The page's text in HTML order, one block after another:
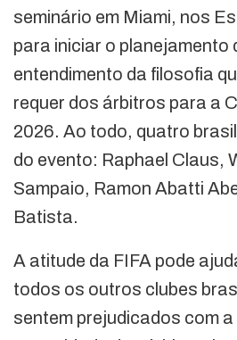
seminário em Miami, nos
para iniciar o planejamento
entendimento da filosofia
requer dos árbitros para a
2026. Ao todo, quatro
do evento: Raphael Claus,
Sampaio, Ramon Abatti
Batista.
A atitude da FIFA pode
todos os outros clubes
sentem prejudicados com